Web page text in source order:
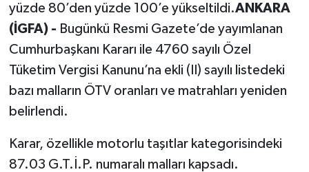
yüzde 80’den yüzde 100’e yükseltildi.ANKARA
(İGFA) - Bugünkü Resmi Gazete’de yayımlanan
Cumhurbaşkanı Kararı ile 4760 sayılı Özel
Tüketim Vergisi Kanunu’na ekli (II) sayılı listedeki
bazı malların ÖTV oranları ve matrahları yeniden
belirlendi.
Karar, özellikle motorlu taşıtlar kategorisindeki
87.03 G.T.İ.P. numaralı malları kapsadı.
SAĞLIK
SİYASET
SPOR
YAŞAM